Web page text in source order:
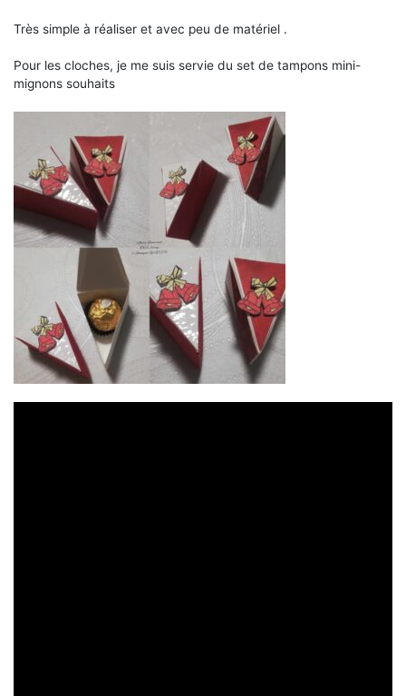
Très simple à réaliser et avec peu de matériel .
Pour les cloches, je me suis servie du set de tampons mini-
mignons souhaits